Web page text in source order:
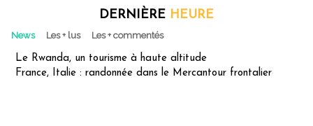
DERNIÈRE HEURE
News Les + lus Les + commentés
Le Rwanda, un tourisme à haute altitude
France, Italie : randonnée dans le Mercantour frontalier